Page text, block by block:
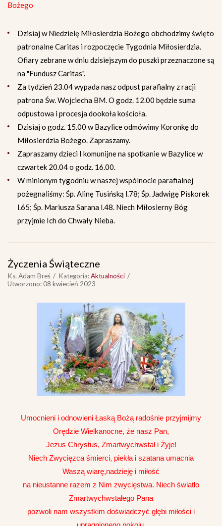
Bożego
Dzisiaj w Niedzielę Miłosierdzia Bożego obchodzimy święto
patronalne Caritas i rozpoczęcie Tygodnia Miłosierdzia.
Ofiary zebrane w dniu dzisiejszym do puszki przeznaczone są
na "Fundusz Caritas".
Za tydzień 23.04 wypada nasz odpust parafialny z racji
patrona Św. Wojciecha BM. O godz. 12.00 będzie suma
odpustowa i procesja dookoła kościoła.
Dzisiaj o godz. 15.00 w Bazylice odmówimy Koronkę do
Miłosierdzia Bożego. Zapraszamy.
Zapraszamy dzieci I komunijne na spotkanie w Bazylice w
czwartek 20.04 o godz. 16.00.
W minionym tygodniu w naszej wspólnocie parafialnej
pożegnaliśmy: Śp. Alinę Tusińską l.78; Śp. Jadwigę Piskorek
l.65; Śp. Mariusza Sarana l.48. Niech Miłosierny Bóg
przyjmie Ich do Chwały Nieba.
Życzenia Świąteczne
Ks. Adam Breś Kategoria:Aktualności
Utworzono: 08 kwiecień 2023
Umocnieni i odnowieni Łaską Bożą radośnie przyjmijmy
Orędzie Wielkanocne, że nasz Pan,
Jezus Chrystus, Zmartwychwstał i Żyje!
Niech Zwycięzca śmierci, piekła i szatana umacnia
Waszą wiarę,nadzieję i miłość
na nieustanne razem z Nim zwycięstwa. Niech światło
Zmartwychwstałego Pana
pozwoli nam wszystkim doświadczyć głębi miłości i